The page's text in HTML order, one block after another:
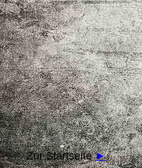
Zur Startseite►